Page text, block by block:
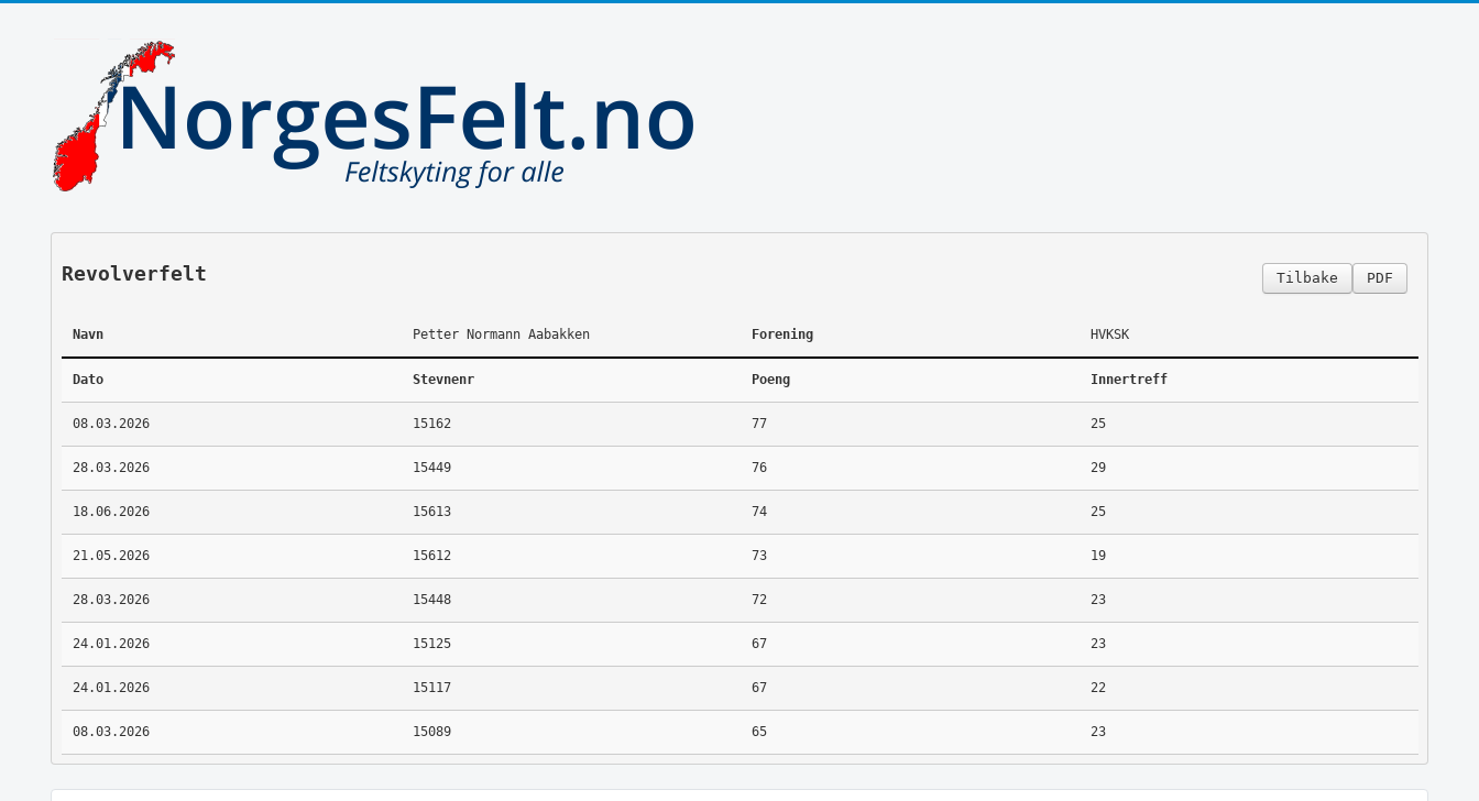
PDF
Tilbake
Revolverfelt
Navn Petter Normann Aabakken Forening HVKSK
Dato Stevnenr Poeng Innertreff
08.03.2026 15162 77 25
28.03.2026 15449 76 29
18.06.2026 15613 74 25
21.05.2026 15612 73 19
28.03.2026 15448 72 23
24.01.2026 15125 67 23
24.01.2026 15117 67 22
08.03.2026 15089 65 23